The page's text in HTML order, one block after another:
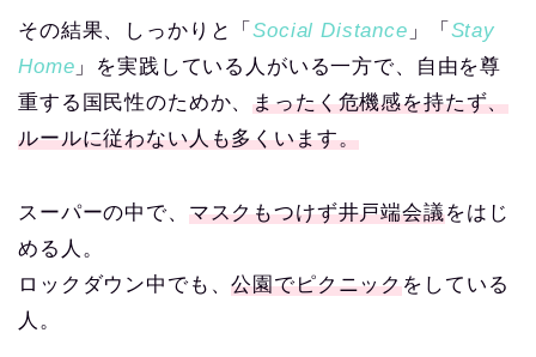
その結果、しっかりと「Social Distance 」「 Stay
Home 」を実践している人がいる一方で、自由を尊
重する国民性のためか、まったく危機感を持たず、
ルールに従わない人も多くいます。
スーパーの中で、 マスクもつけず井戸端会議をはじ
める人。
ロックダウン中でも、公園でピクニックをしている
人。